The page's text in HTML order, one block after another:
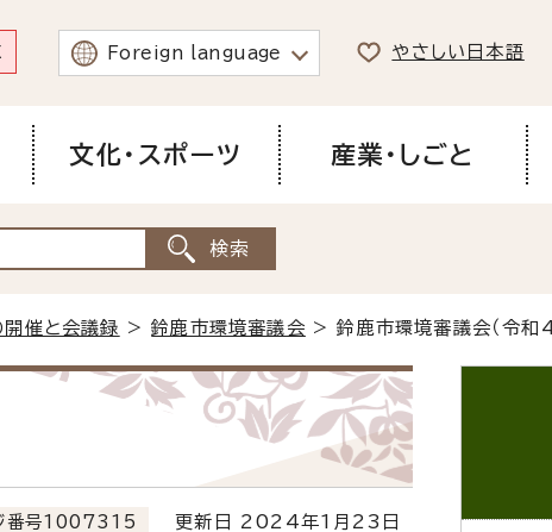
Foreign language やさしい日本語
文化・スポーツ 産業・しごと
開催と会議録 >鈴鹿市環境審議会 > 鈴鹿市環境審議会（令和
番号1007315 更新日 2024年1月23日